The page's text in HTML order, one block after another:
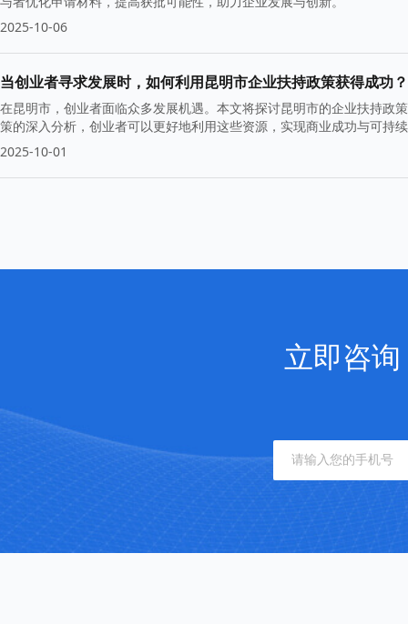
2025-10-06
当创业者寻求发展时，如何利用昆明市企业扶持政策获得成功？
在昆明市，创业者面临众多发展机遇。本文将探讨昆明市的企业扶持政
策的深入分析，创业者可以更好地利用这些资源，实现商业成功与可持
2025-10-01
立即咨